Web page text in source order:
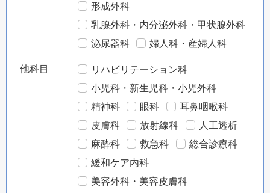
形成外科
乳腺外科・内分泌外科・甲状腺外科
泌尿器科
婦人科・産婦人科
他科目
リハビリテーション科
小児科・新生児科・小児外科
精神科
眼科
耳鼻咽喉科
皮膚科
放射線科
人工透析
麻酔科
救急科
総合診療科
緩和ケア内科
美容外科・美容皮膚科